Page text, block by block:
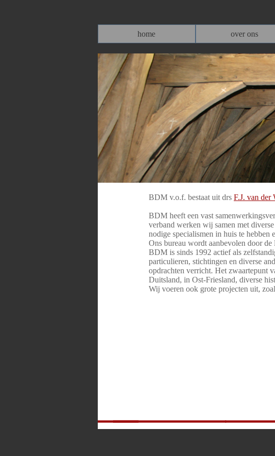
home over ons
BDM v.o.f. bestaat uit drs F.J. van der
BDM heeft een vast
verband werken wij samen met
nodige specialismen in huis te hebben
Ons bureau wordt aanbevolen door
BDM is sinds 1992 actief als
particulieren, stichtingen en diverse
opdrachten verricht. Het zwaartepunt
Duitsland, in Ost-Friesland, diverse
Wij voeren ook grote projecten uit,